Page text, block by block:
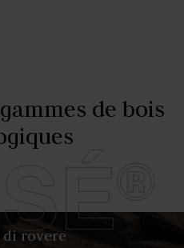
de bois
di rovere